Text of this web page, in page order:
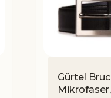
Gürtel